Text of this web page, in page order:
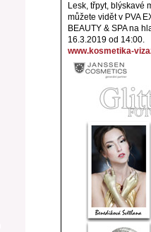
Lesk, třpyt, blýskavé
můžete vidět v PVA
BEAUTY & SPA na
16.3.2019 od 14:00.
www.kosmetika-